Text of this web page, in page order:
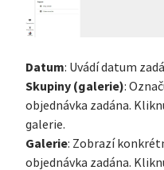
Datum: Uvádí datum
Skupiny (galerie):
objednávka zadána.
galerie.
Galerie: Zobrazí
objednávka zadána.